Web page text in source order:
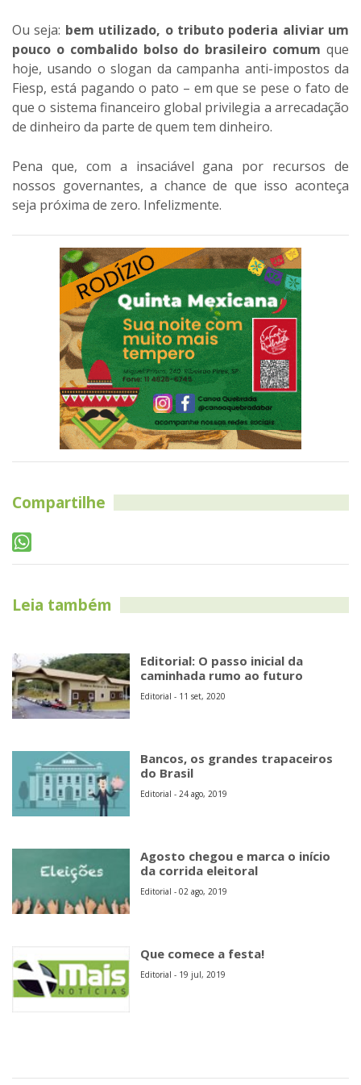
Ou seja: bem utilizado, o tributo poderia aliviar um
pouco o combalido bolso do brasileiro comum que
hoje, usando o slogan da campanha anti-impostos da
Fiesp, está pagando o pato – em que se pese o fato de
que o sistema financeiro global privilegia a arrecadação
de dinheiro da parte de quem tem dinheiro.
Pena que, com a insaciável gana por recursos de
nossos governantes, a chance de que isso aconteça
seja próxima de zero. Infelizmente.
Compartilhe
Leia também
Editorial: O passo inicial da
caminhada rumo ao futuro
Editorial - 11 set, 2020
Bancos, os grandes trapaceiros
do Brasil
Editorial - 24 ago, 2019
Agosto chegou e marca o início
da corrida eleitoral
Editorial - 02 ago, 2019
Que comece a festa!
Editorial - 19 jul, 2019